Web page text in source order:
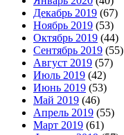
Декабрь 2019 (67)
Ноябрь 2019 (53)
Октябрь 2019 (44)
Сентябрь 2019 (55)
Август 2019 (57)
Июль 2019 (42)
Июнь 2019 (53)
Май 2019 (46)
Апрель 2019 (55)
Март 2019 (61)